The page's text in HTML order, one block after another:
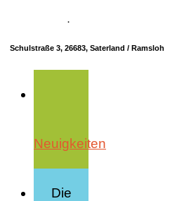
·
Schulstraße 3, 26683, Saterland / Ramsloh
Neuigkeiten
Die